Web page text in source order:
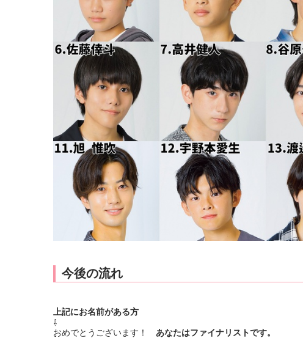
今後の流れ
上記にお名前がある方
⇩
おめでとうございます！ あなたはファイナリストです。